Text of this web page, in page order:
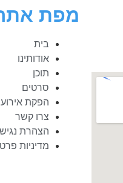
מפת
בית
אודותינו
תוכן
סרטים
הפקת
צרו קשר
הצהרת
מדיניות